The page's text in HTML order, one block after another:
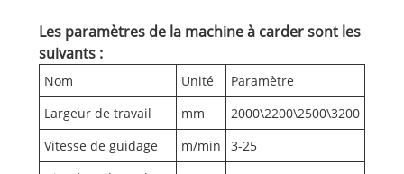
Les paramètres de la machine à carder sont les
suivants :
Nom Unité
Paramètre
Largeur de travail
mm
2000\2200\2500\3200
Vitesse de guidage
m/min
3-25